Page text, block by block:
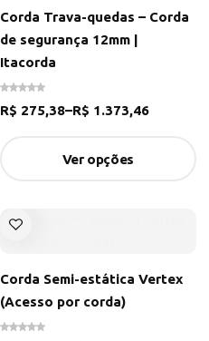
Corda Trava-quedas – Corda
de segurança 12mm |
Itacorda
R$ 275,38–R$ 1.373,46
Ver opções
Corda Semi-estática Vertex
(Acesso por corda)